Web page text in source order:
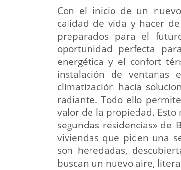
Con el inicio de un
calidad de vida y hacer
preparados para el
oportunidad perfecta
energética y el confort
instalación de ventanas
climatización hacia
radiante. Todo ello
valor de la propiedad. Esto
segundas residencias» de
viviendas que piden una
son heredadas,
buscan un nuevo aire,